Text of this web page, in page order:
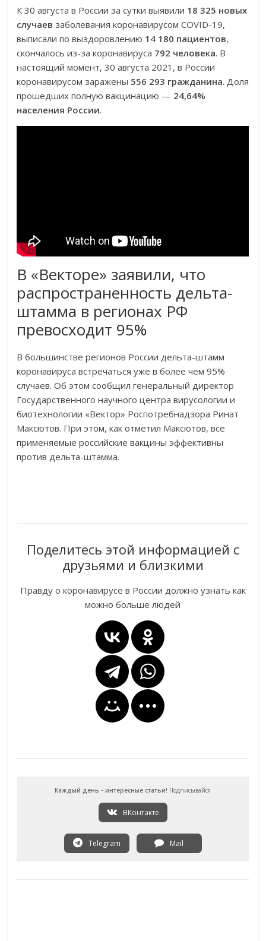
К 30 августа в России за сутки выявили 18 325 новых
случаев заболевания коронавирусом COVID-19,
выписали по выздоровлению 14 180 пациентов,
скончалось из-за коронавируса 792 человека. В
настоящий момент, 30 августа 2021, в России
коронавирусом заражены 556 293 гражданина. Доля
прошедших полную вакцинацию — 24,64%
населения России.
В «Векторе» заявили, что
распространенность дельта-
штамма в регионах РФ
превосходит 95%
В большинстве регионов России дельта-штамм
коронавируса встречаться уже в более чем 95%
случаев. Об этом сообщил генеральный директор
Государственного научного центра вирусологии и
биотехнологии «Вектор» Роспотребнадзора Ринат
Максютов. При этом, как отметил Максютов, все
применяемые российские вакцины эффективны
против дельта-штамма.
Поделитесь этой информацией с
друзьями и близкими
Правду о коронавирусе в России должно узнать как
можно больше людей
Каждый день - интересные статьи! Подписывайся
ВКонтакте
Telegram Mail